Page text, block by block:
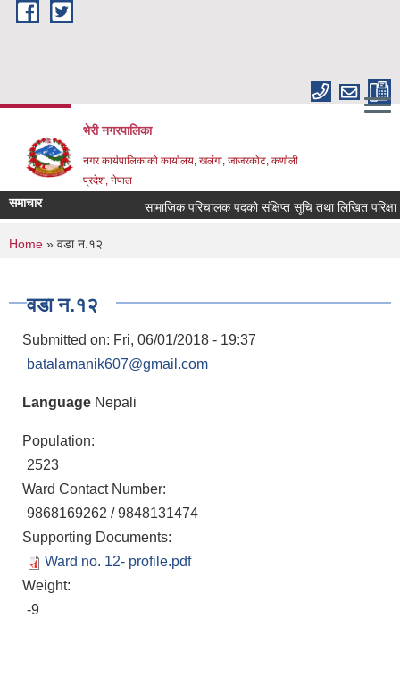
Skip to main content
भेरी नगरपालिका
नगर कार्यपालिकाको कार्यालय, खलंगा, जाजरकोट, कर्णाली
प्रदेश, नेपाल
समाचार सामाजिक परिचालक पदको संक्षिप्त सूचि तथा लिखित परिक्षा
You are here
Home » वडा न.१२
वडा न.१२
Submitted on: Fri, 06/01/2018 - 19:37
batalamanik607@gmail.com
Language Nepali
Population:
2523
Ward Contact Number:
9868169262 / 9848131474
Supporting Documents:
Ward no. 12- profile.pdf
Weight:
-9